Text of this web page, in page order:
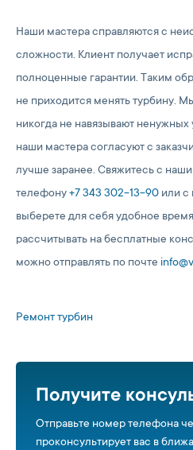
Наши мастера справляются с
сложности. Клиент получает
полноценные гарантии. Таким
не приходится менять турбину.
никогда не навязывают ненужных
наши мастера согласуют с
лучше заранее. Свяжитесь с
телефону+7 343 302-13-90 или с
выберете для себя удобное
рассчитывать на бесплатные
можно отправлять по почте
Ремонт турбин
Получите
Отправьте номер телефона
проконсультирует вас в